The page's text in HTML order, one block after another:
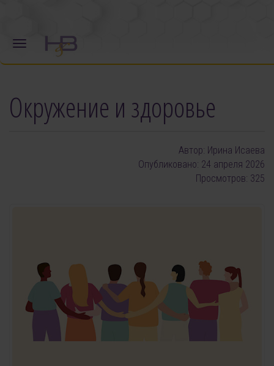
Окружение и здоровье
Автор: Ирина Исаева
Опубликовано: 24 апреля 2026
Просмотров: 325